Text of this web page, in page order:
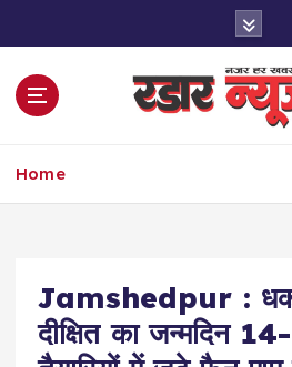
Home
Jamshedpur : धक
दीक्षित का जन्मदिन